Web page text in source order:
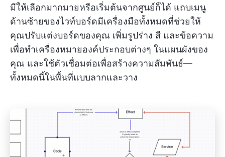
มีให้เลือกมากมายหรือเริ่มต้นจากศูนย์ก็ได้ แถบเมนู
ด้านซ้ายของไวท์บอร์ดมีเครื่องมือทั้งหมดที่ช่วยให้
คุณปรับแต่งบอร์ดของคุณ เพิ่มรูปร่าง สี และข้อความ
เพื่อทำเครื่องหมายองค์ประกอบต่างๆ ในแผนผังของ
คุณ และใช้ตัวเชื่อมต่อเพื่อสร้างความสัมพันธ์—
ทั้งหมดนี้ในพื้นที่แบบลากและวาง